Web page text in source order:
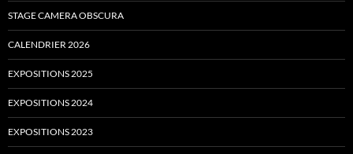
STAGE CAMERA OBSCURA
CALENDRIER 2026
EXPOSITIONS 2025
EXPOSITIONS 2024
EXPOSITIONS 2023